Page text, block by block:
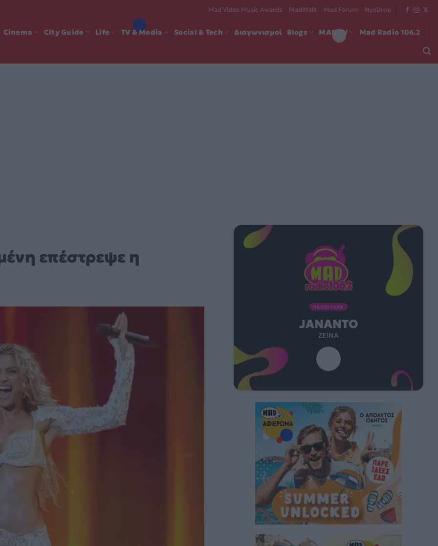
Mad Video Music Awards MadWalk Mad Forum NyxDrop
Cinema City Guide Life TV & Media Social & Tech Διαγωνισμοί Blogs MAD TV Mad Radio 106.2
επέστρεψε η
ΠΑΙΖΕΙ ΤΩΡΑ
JANANTO
ZEINA